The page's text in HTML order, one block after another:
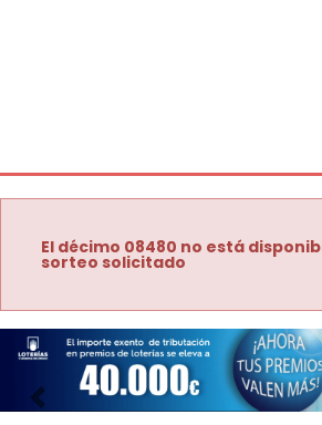
El décimo 08480 no está
sorteo solicitado
Imagen anterior